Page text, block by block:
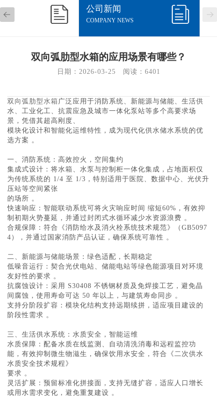
公司新闻
COMPANY NEWS
双向弧肋型水箱的应用场景有哪些？
日期：2026-03-25   阅读： 6401
双向弧肋型水箱 广泛应用于消防系统、新能源与储能、生活供
水、工业化工、抗震应急及城市一体化泵站等多个高要求场
景‌，凭借其超高刚度、
模块化设计和智能化运维特性，成为现代化供水储水系统的优
选方案 。
一、消防系统：高效控火，空间集约
‌集成式设计‌：将水箱、水泵与控制柜一体化集成，占地面积仅
为传统系统的 ‌1/4 至 1/3‌，特别适用于医院、数据中心、光伏升
压站等空间紧张
的场所 。
‌快速响应‌：智能联动系统可将火灾响应时间 ‌缩短60%‌，有效抑
制初期火势蔓延，并通过封闭式水循环减少水资源浪费 。
‌合规保障‌：符合《消防给水及消火栓系统技术规范》（GB5097
4），并通过国家消防产品认证，确保系统可靠性 。
二、新能源与储能场景：绿色适配，长期稳定
‌低噪音运行‌：契合光伏电站、储能电站等绿色能源项目对环境
友好性的要求 。
‌抗腐蚀设计‌：采用 S30408 不锈钢材质及免焊接工艺，避免晶
间腐蚀，使用寿命可达 ‌50 年以上‌，与建筑寿命同步 。
‌支持分阶段扩容‌：模块化结构支持远期续拼，适应项目建设的
阶段性需求 。
三、生活供水系统：水质安全，智能运维
‌水质保障‌：配备水质在线监测、自动清洗消毒和远程监控功
能，有效抑制微生物滋生，确保饮用水安全，符合《二次供水
水质安全技术规程》
要求 。
‌灵活扩展‌：预留标准化拼接面，支持无缝扩容，适应人口增长
或用水需求变化，避免重复建设 。